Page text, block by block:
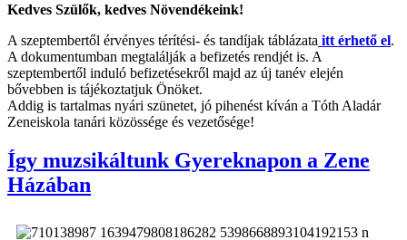
Kedves Szülők, kedves Növendékeink!
A szeptembertől érvényes térítési- és tandíjak táblázata itt érhető el.
A dokumentumban megtalálják a befizetés rendjét is. A
szeptembertől induló befizetésekről majd az új tanév elején
bővebben is tájékoztatjuk Önöket.
Addig is tartalmas nyári szünetet, jó pihenést kíván a Tóth Aladár
Zeneiskola tanári közössége és vezetősége!
Így muzsikáltunk Gyereknapon a Zene
Házában